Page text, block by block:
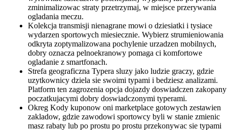
zminimalizowac straty przetrzymaj, w miejsce przerywania
ogladania meczu.
Kolekcja transmisji nienagrane mowi o dziesiatki i tysiace
wydarzen sportowych miesiecznie. Wybierz strumieniowania
odkryta zoptymalizowana pochylenie urzadzen mobilnych,
dobry oznacza pelnoekranowy pomaga ci komfortowe
ogladanie z smartfonach.
Strefa geograficzna Typera sluzy jako ludzie graczy, gdzie
uzytkownicy dziela sie swoimi typami i bedziesz analizami.
Platform ten zagrozenia opcja dojazdy doswiadczen zakopany
poczatkujacymi dobry doswiadczonymi typerami.
Okreg Kody kuponow oni marketplace gotowych zestawien
zakladow, gdzie zawodowi sportowcy byli w stanie zmienic
masz rabaty lub po prostu po prostu przekonywac sie typami